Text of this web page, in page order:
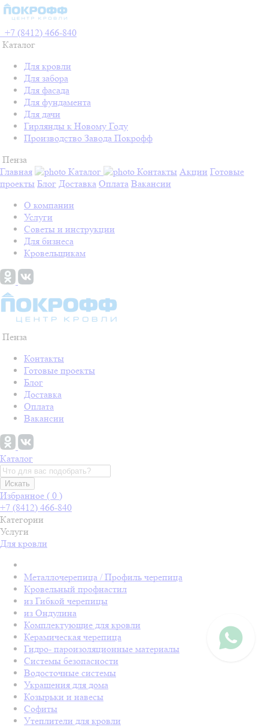
+7 (8412) 466-840
Каталог
Для кровли
Для забора
Для фасада
Для фундамента
Для дачи
Гирлянды к Новому Году
Производство Завода Покрофф
Пенза
Главная
Каталог Контакты Акции Готовые
проекты Блог Доставка Оплата Вакансии
О компании
Услуги
Советы и инструкции
Для бизнеса
Кровельщикам
Пенза
Контакты
Готовые проекты
Блог
Доставка
Оплата
Вакансии
Каталог
Искать
Избранное ( 0 )
+7 (8412) 466-840
Категории
Услуги
Для кровли
Металлочерепица / Профиль черепица
Кровельный профнастил
из Гибкой черепицы
из Ондулина
Комплектующие для кровли
Керамическая черепица
Гидро- пароизоляционные материалы
Системы безопасности
Водосточные системы
Украшения для дома
Козырьки и навесы
Софиты
Утеплители для кровли